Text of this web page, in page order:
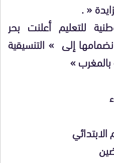
« .
للتعليم أعلنت بحر
إلى » التنسيقية
بالمغرب »